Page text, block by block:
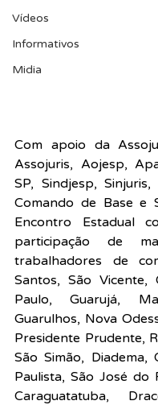
Vídeos
Informativos
Midia
Com apoio da
Assojuris, Aojesp,
SP, Sindjesp, Sinjuris,
Comando de Base e
Encontro Estadual
participação de
trabalhadores de
Santos, São Vicente,
Paulo, Guarujá,
Guarulhos, Nova
Presidente Prudente,
São Simão, Diadema,
Paulista, São José do
Caraguatatuba,